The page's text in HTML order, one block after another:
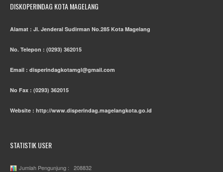
DISKOPERINDAG KOTA MAGELANG
Alamat : Jl. Jenderal Sudirman No.285 Kota Magelang
No. Telepon : (0293) 362015
Email : disperindagkotamgl@gmail.com
No Fax : (0293) 362015
Website : http://www.disperindag.magelangkota.go.id
STATISTIK USER
Jumlah Pengunjung : 208832